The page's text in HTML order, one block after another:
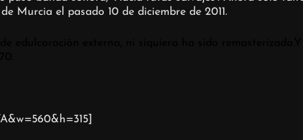
Murcia el pasado 10 de diciembre de 2011.